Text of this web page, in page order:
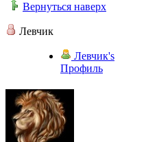
Вернуться наверх
Левчик
Левчик's
Профиль